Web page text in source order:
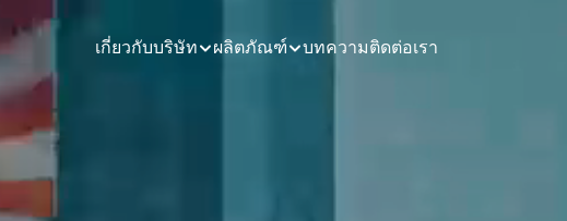
เกี่ยวกับบริษัท ผลิตภัณฑ์ บทความติดต่อเรา